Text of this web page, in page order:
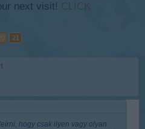
next visit! CLICK
21
hogy csak ilyen vagy olyan